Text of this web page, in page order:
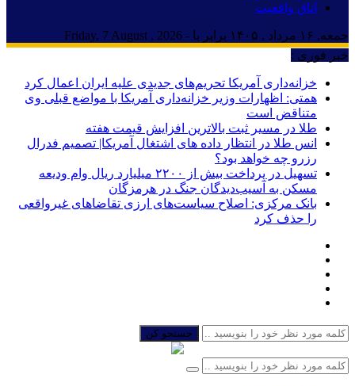
اتاق واقعیت
جمعه, ۱۶ مرداد , ۱۴۰۵ برابر با - Friday, 7 August , 2026
خبر فوری :
خزانه‌داری آمریکا تحریم‌های جدیدی علیه ایران اعمال کرد
همتی: اظهارات وزیر خزانه‌داری آمریکا با مواضع قبلی وی
متناقض است
طلا در مسیر ثبت بالاترین افزایش قیمت هفته
انس طلا در انتظار داده های اشتغال آمریکا| تصمیم فدرال
رزرو چه خواهد بود؟
تسهیل در پرداخت بیش از ۲۲۰۰ میلیارد ریال وام ودیعه
مسکن به آسیب‌دیدگان جنگ در هرمزگان
بانک مرکزی: اصلاح سیاست‌های ارزی تقاضاهای غیرواقعی
را حذف کرد
جستجو کن